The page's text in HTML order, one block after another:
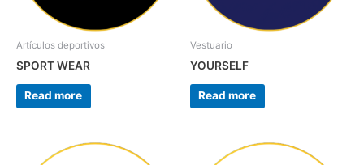
Artículos deportivos
SPORT WEAR
Read more
Vestuario
YOURSELF
Read more